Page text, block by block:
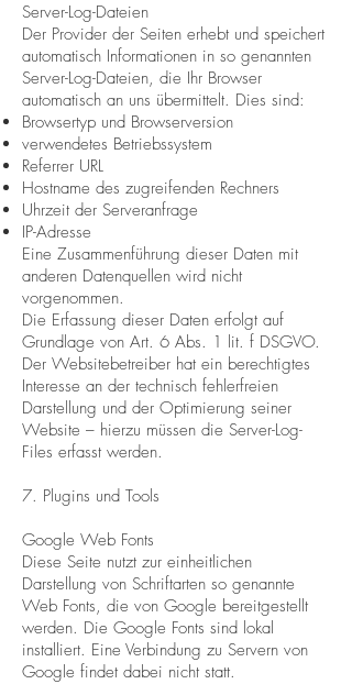
Server-Log-Dateien
Der Provider der Seiten erhebt und speichert
automatisch Informationen in so genannten
Server-Log-Dateien, die Ihr Browser
automatisch an uns übermittelt. Dies sind:
Browsertyp und Browserversion
verwendetes Betriebssystem
Referrer URL
Hostname des zugreifenden Rechners
Uhrzeit der Serveranfrage
IP-Adresse
Eine Zusammenführung dieser Daten mit
anderen Datenquellen wird nicht
vorgenommen.
Die Erfassung dieser Daten erfolgt auf
Grundlage von Art. 6 Abs. 1 lit. f DSGVO.
Der Websitebetreiber hat ein berechtigtes
Interesse an der technisch fehlerfreien
Darstellung und der Optimierung seiner
Website – hierzu müssen die Server-Log-
Files erfasst werden.
7. Plugins und Tools
Google Web Fonts
Diese Seite nutzt zur einheitlichen
Darstellung von Schriftarten so genannte
Web Fonts, die von Google bereitgestellt
werden. Die Google Fonts sind lokal
installiert. Eine Verbindung zu Servern von
Google findet dabei nicht statt.